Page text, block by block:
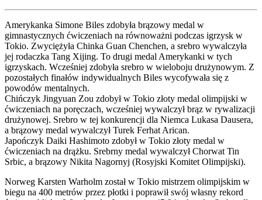
Amerykanka Simone Biles zdobyła brązowy medal w
gimnastycznych ćwiczeniach na równoważni podczas igrzysk w
Tokio. Zwyciężyła Chinka Guan Chenchen, a srebro wywalczyła
jej rodaczka Tang Xijing. To drugi medal Amerykanki w tych
igrzyskach. Wcześniej zdobyła srebro w wieloboju drużynowym. Z
pozostałych finałów indywidualnych Biles wycofywała się z
powodów mentalnych.
Chińczyk Jingyuan Zou zdobył w Tokio złoty medal olimpijski w
ćwiczeniach na poręczach, wcześniej wywalczył brąz w rywalizacji
drużynowej. Srebro w tej konkurencji dla Niemca Lukasa Dausera,
a brązowy medal wywalczył Turek Ferhat Arican.
Japończyk Daiki Hashimoto zdobył w Tokio złoty medal w
ćwiczeniach na drążku. Srebrny medal wywalczył Chorwat Tin
Srbic, a brązowy Nikita Nagornyj (Rosyjski Komitet Olimpijski).
Norweg Karsten Warholm został w Tokio mistrzem olimpijskim w
biegu na 400 metrów przez płotki i poprawił swój własny rekord